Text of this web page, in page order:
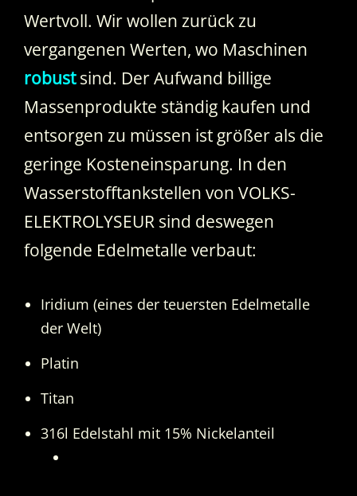
Wertvoll. Wir wollen zurück zu
vergangenen Werten, wo Maschinen
robustsind. Der Aufwand billige
Massenprodukte ständig kaufen und
entsorgen zu müssen ist größer als die
geringe Kosteneinsparung. In den
Wasserstofftankstellen von VOLKS-
ELEKTROLYSEUR sind deswegen
folgende Edelmetalle verbaut:
Iridium (eines der teuersten Edelmetalle
der Welt)
Platin
Titan
316l Edelstahl mit 15% Nickelanteil